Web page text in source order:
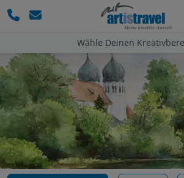
Wähle Deinen